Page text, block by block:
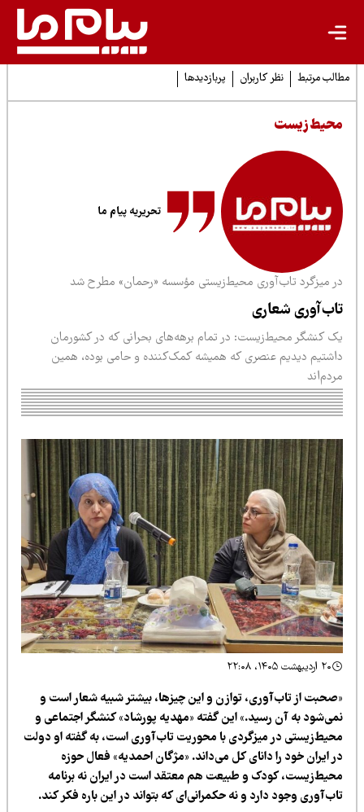
مرتبط نظر کاربران پربازدیدها
زیست
تحریریه پیام ما
میزگرد تاب‌آوری محیط‌زیستی مؤسسه «رحمان» مطرح شد
شعاری
کنشگر محیط‌زیست: در تمام برهه‌های بحرانی که در کشورمان
دیدیم عنصری که همیشه کمک‌کننده و حامی بوده، همین
از تاب‌آوری، توازن و این چیزها، بیشتر شبیه شعار است و
به آن رسید.» این گفته «مهدیه پورشاد» کنشگر اجتماعی و
در میزگردی با محوریت تاب‌آوری است، به گفته او دولت
ایران خود را دانای کل می‌داند. «مژگان احمدیه» فعال حوزه
کودک و طبیعت هم معتقد است در ایران نه برنامه
وجود دارد و نه حکمرانی‌ای که بتواند در این باره فکر کند.